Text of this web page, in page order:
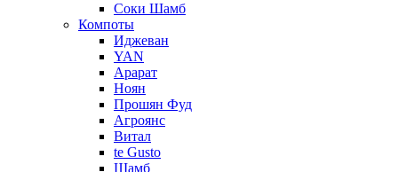
Соки Шамб
Компоты
Иджеван
YAN
Арарат
Ноян
Прошян Фуд
Агроянс
Витал
te Gusto
Шамб